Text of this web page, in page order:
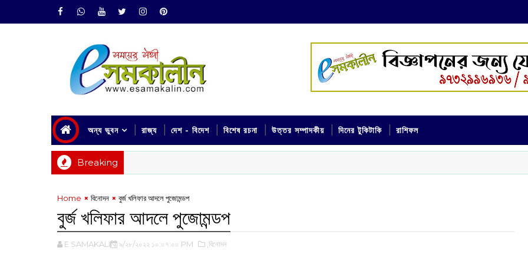
অন্য ভুবন রাজ্য দেশ - বিদেশ বিশেষ রচনা উত্তর সম্পাদকীয় দিনের টুকিটাকি রাশিফল
Breaking
Home বিনোদন বুর্জ খলিফা‌র আদলে পুজোমন্ডপ
বুর্জ খলিফা‌র আদলে পুজোমন্ডপ
E SAMAKALIN ৯/২৮/২০২২ ১০:০৭:০০ PM ,বিনোদন